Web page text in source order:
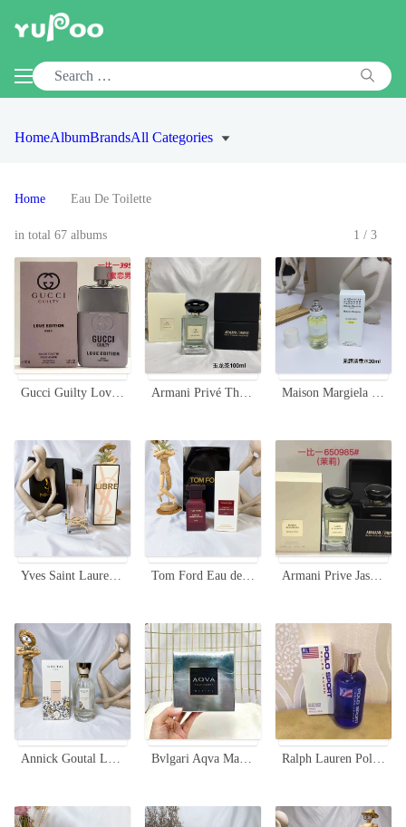
HomeAlbumBrandsAll Categories
Home Eau De Toilette
in total 67 albums 1/3
Gucci Guilty Love Edition Eau de Toilette for Men - 3.0 oz Spray Armani Privé Thé Yulong Eau de Toilette - 100ml - Royal Private Collection Maison Margiela 'Untitled' L'Eau Eau de Toilette - 30ml Citrus Fragrance
Yves Saint Laurent Libre Eau de Toilette - 90ml Women's Perfume Tom Ford Eau de Jasmin Rouge 50ml EDT - Floral Fragrance for Women Armani Prive Jasmin Kusamono Eau de Toilette 100ml - A Floral Fragrance
Annick Goutal Le Chevrefeuille Eau De Toilette - Floral Fragrance for Women, 100ml Bvlgari Aqva Marine Pour Homme EDT - 3.4 oz Men's Cologne Ralph Lauren Polo Sport Eau de Toilette - 125ml